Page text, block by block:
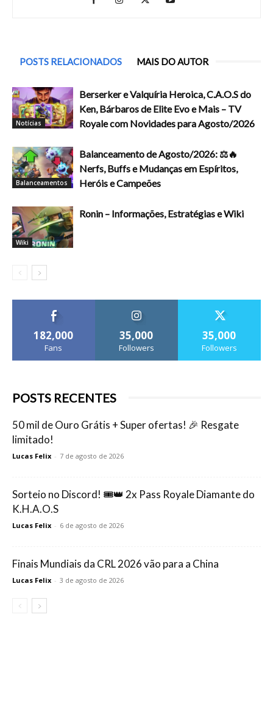
POSTS RELACIONADOS MAIS DO AUTOR
Notícias
Berserker e Valquíria Heroica, C.A.O.S do
Ken, Bárbaros de Elite Evo e Mais – TV
Royale com Novidades para Agosto/2026
Balanceamentos
Balanceamento de Agosto/2026: ⚖️🔥
Nerfs, Buffs e Mudanças em Espíritos,
Heróis e Campeões
Wiki
Ronin – Informações, Estratégias e Wiki
182,000
Fans
35,000
Followers
35,000
Followers
POSTS RECENTES
50 mil de Ouro Grátis + Super ofertas! 🎉 Resgate
limitado!
Lucas Felix - 7 de agosto de 2026
Sorteio no Discord! 🎟️👑 2x Pass Royale Diamante do
K.H.A.O.S
Lucas Felix - 6 de agosto de 2026
Finais Mundiais da CRL 2026 vão para a China
Lucas Felix - 3 de agosto de 2026